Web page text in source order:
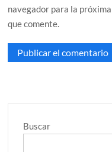
navegador para la
que comente.
Buscar